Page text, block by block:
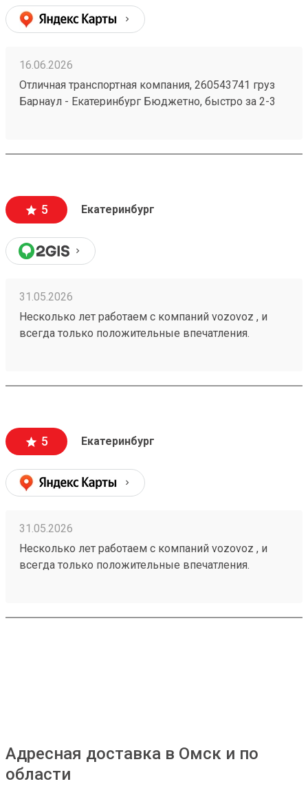
16.06.2026
Отличная транспортная компания, 260543741 груз
Барнаул - Екатеринбург Бюджетно, быстро за 2-3
плохого и неприятного момента не могу вспомнить.
5 Екатеринбург
31.05.2026
Несколько лет работаем с компаний vozovoz , и
всегда только положительные впечатления.
можно посмотреть всю интересующую
сохранности , и сотрудники аккуратны при загрузке
, выгрузке 🙌🏻 Заказ 260502771
5 Екатеринбург
31.05.2026
Несколько лет работаем с компаний vozovoz , и
всегда только положительные впечатления.
можно посмотреть всю интересующую
Адресная доставка в Омск и по
области